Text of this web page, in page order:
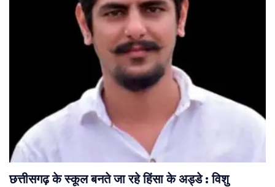
छत्तीसगढ़ के स्कूल बनते जा रहे हिंसा के अड्डे : विशु